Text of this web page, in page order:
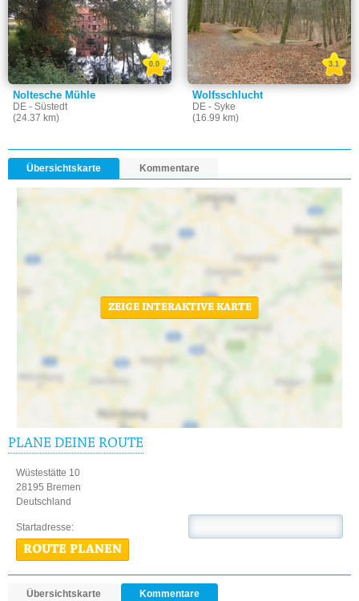
Noltesche Mühle
DE - Süstedt
(24.37 km)
0.0
Wolfsschlucht
DE - Syke
(16.99 km)
3.1
Übersichtskarte Kommentare
ZEIGE INTERAKTIVE KARTE
PLANE DEINE ROUTE
Wüstestätte 10
28195 Bremen
Deutschland
Startadresse:
ROUTE PLANEN
Übersichtskarte Kommentare